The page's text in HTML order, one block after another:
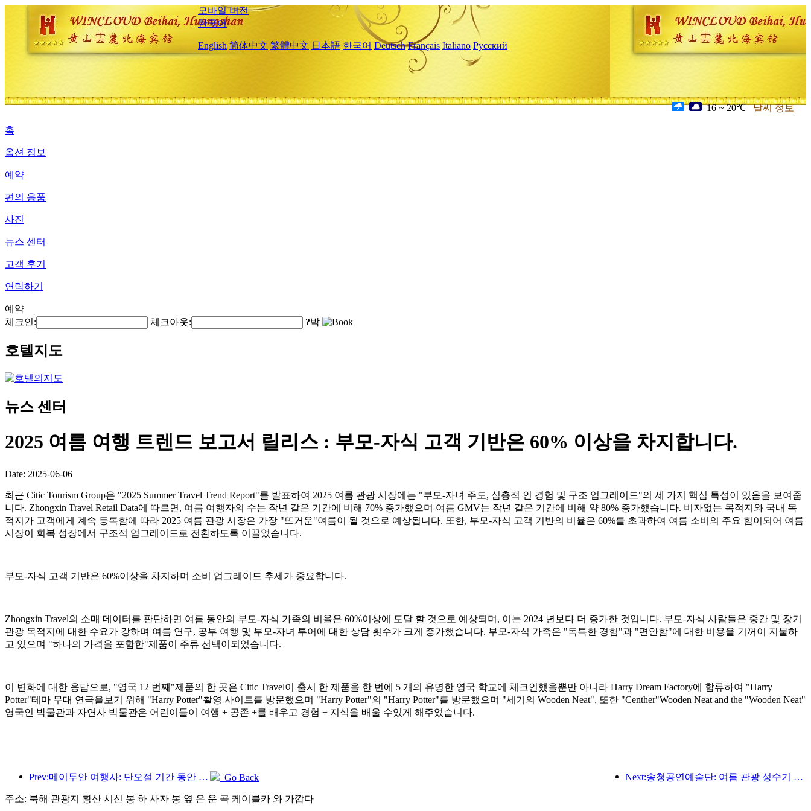
모바일 버전
한국어
English 简体中文 繁體中文 日本語 한국어 Deutsch Français Italiano Русский
16 ~ 20℃ 날씨 정보
홈
옵션 정보
예약
편의 용품
사진
뉴스 센터
고객 후기
연락하기
예약
체크인:
체크아웃: ?박
호텔지도
뉴스 센터
2025 여름 여행 트렌드 보고서 릴리스 : 부모-자식 고객 기반은 60% 이상을 차지합니다.
Date: 2025-06-06
최근 Citic Tourism Group은 "2025 Summer Travel Trend Report"를 발표하여 2025 여름 관광 시장에는 "부모-자녀 주도, 심층적 인 경험 및 구조 업그레이드"의 세 가지 핵심 특성이 있음을 보여줍
니다. Zhongxin Travel Retail Data에 따르면, 여름 여행자의 수는 작년 같은 기간에 비해 70% 증가했으며 여름 GMV는 작년 같은 기간에 비해 약 80% 증가했습니다. 비자없는 목적지와 국내 목
적지가 고객에게 계속 등록함에 따라 2025 여름 관광 시장은 가장 "뜨거운"여름이 될 것으로 예상됩니다. 또한, 부모-자식 고객 기반의 비율은 60%를 초과하여 여름 소비의 주요 힘이되어 여름
시장이 회복 성장에서 구조적 업그레이드로 전환하도록 이끌었습니다.
부모-자식 고객 기반은 60%이상을 차지하며 소비 업그레이드 추세가 중요합니다.
Zhongxin Travel의 소매 데이터를 판단하면 여름 동안의 부모-자식 가족의 비율은 60%이상에 도달 할 것으로 예상되며, 이는 2024 년보다 더 증가한 것입니다. 부모-자식 사람들은 중간 및 장기
관광 목적지에 대한 수요가 강하며 여름 연구, 공부 여행 및 부모-자녀 투어에 대한 상담 횟수가 크게 증가했습니다. 부모-자식 가족은 "독특한 경험"과 "편안함"에 대한 비용을 기꺼이 지불하
고 있으며 "하나의 가격을 포함한"제품이 주류 선택이되었습니다.
이 변화에 대한 응답으로, "영국 12 번째"제품의 한 곳은 Citic Travel이 출시 한 제품을 한 번에 5 개의 유명한 영국 학교에 체크인했을뿐만 아니라 Harry Dream Factory에 합류하여 "Harry
Potter"테마 무대 연극을보기 위해 "Harry Potter"촬영 사이트를 방문했으며 "Harry Potter"의 "Harry Potter"를 방문했으며 "세기의 Wooden Neat", 또한 "Centher"Wooden Neat and the "Wooden Neat"
영국인 박물관과 자연사 박물관은 어린이들이 여행 + 공존 +를 배우고 경험 + 지식을 배울 수있게 해주었습니다.
Prev:메이투안 여행사: 단오절 기간 동안 각 지방의 고급 호텔 예약이 활발히 이뤄지고 있으며, 아이를 동반한 가족이 주요 고객으로 떠오르고 있다. Next:송청공연예술단: 여름 관광 성수기 시장 및 이벤트 콘텐츠 준비
Go Back
주소: 북해 관광지 황산 시신 봉 하 사자 봉 옆 은 운 곡 케이블카 와 가깝다